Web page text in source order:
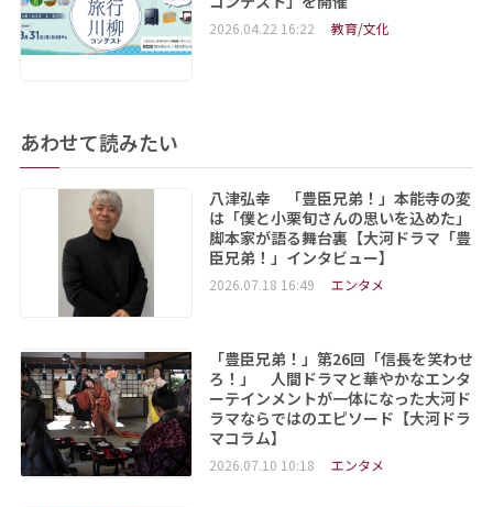
2026.04.22 16:22 教育/文化
あわせて読みたい
八津弘幸 「豊臣兄弟！」本能寺の変
は「僕と小栗旬さんの思いを込めた」
脚本家が語る舞台裏【大河ドラマ「豊
臣兄弟！」インタビュー】
2026.07.18 16:49 エンタメ
「豊臣兄弟！」第26回「信長を笑わせ
ろ！」 人間ドラマと華やかなエンタ
ーテインメントが一体になった大河ド
ラマならではのエピソード【大河ドラ
マコラム】
2026.07.10 10:18 エンタメ